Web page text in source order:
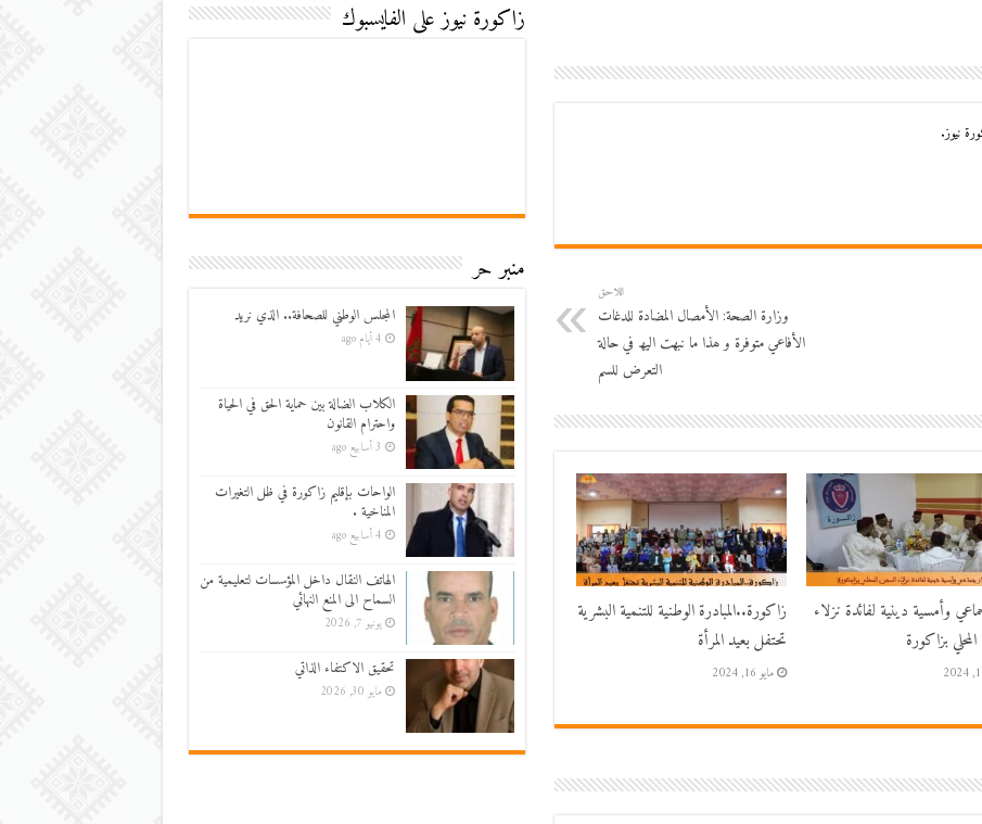
نيوز.
اللاحق
وزارة الصحة: الأمصال المضادة للدغات
الأفاعي متوفرة و ھذا ما نبھت الیھ في حالة
التعرض للسم
وأمسية دينية لفائدة نزلاء
بزاكورة
زاكورة..المبادرة الوطنية للتنمية البشرية
تحتفل بعيد المرأة
مايو 16, 2024
زاكورة نيوز على الفايسبوك
منبر حر
المجلس الوطني للصحافة.. الذي نريد
4 أيام ago
الكلاب الضالة بين حماية الحق في الحياة
واحترام القانون
3 أسابيع ago
الواحات بإقليم زاكورة في ظل التغيرات
المناخية .
4 أسابيع ago
الهاتف النقال داخل المؤسسات لتعليمية من
السماح الى المنع النهائي
يونيو 7, 2026
تحقيق الاكتفاء الذاتي
مايو 30, 2026